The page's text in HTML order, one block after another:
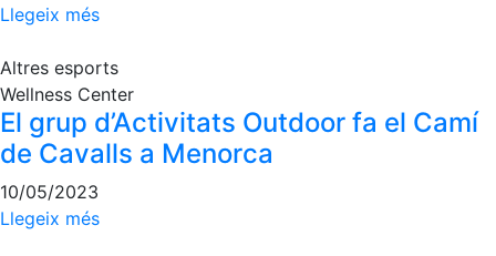
Històric
Campionat
Social
Normativa
Àrea social
Llegeix més
Altres esports
Wellness Center
El grup d’Activitats Outdoor fa el Camí
de Cavalls a Menorca
10/05/2023
Llegeix més